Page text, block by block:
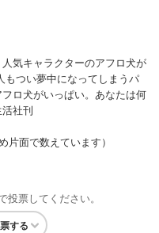
気キャラクターのアフロ犬が
もつい夢中になってしまうパ
ロ犬がいっぱい。あなたは何
社刊
片面で数えています）
票してください。
する